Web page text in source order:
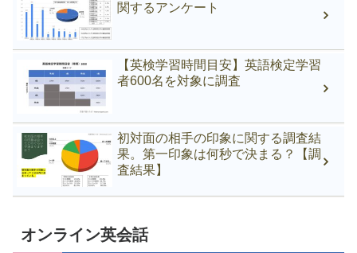
関するアンケート
【英検学習時間目安】英語検定学習
者600名を対象に調査
初対面の相手の印象に関する調査結
果。第一印象は何秒で決まる？【調
査結果】
オンライン英会話